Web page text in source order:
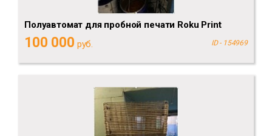
Полуавтомат для пробной печати Roku Print
100 000 руб. ID - 154969